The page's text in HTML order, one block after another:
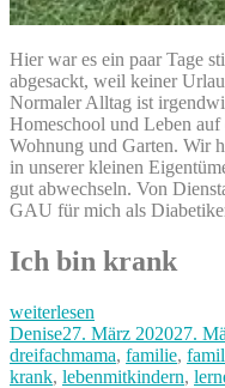
Hier war es ein paar Tage
abgesackt, weil keiner
Normaler Alltag ist
Homeschool und Leben
Wohnung und Garten. Wir
in unserer kleinen
gut abwechseln. Von
GAU für mich als
Ich bin krank
„Virusalarm,
kranke
Mama
und
weiterlesen
Autor
DeniseVeröffentlicht
am
27. März 202027.
dreifachmama, familie,
krank, lebenmitkindern,